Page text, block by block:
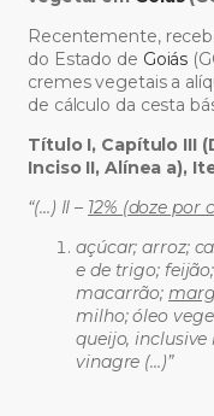
Recentemente,
do Estado de Goiás
cremes vegetais a
de cálculo da cesta
Título I, Capítulo III
Inciso II, Alínea a),
“(…) II – 12% (doze por
açúcar; arroz;
e de trigo;
macarrão;
milho; óleo
queijo, inclusive
vinagre (…)”